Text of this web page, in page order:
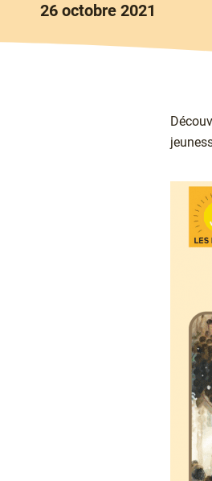
26 octobre 2021
Chapô